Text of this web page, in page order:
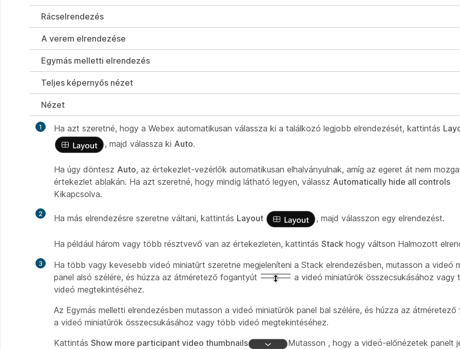
Rácselrendezés
A verem elrendezése
Egymás melletti elrendezés
Teljes képernyős nézet
Nézet
1 Ha azt szeretné, hogy a Webex automatikusan válassza ki a találkozó legjobb elrendezését, kattintás
, majd válassza ki Auto.
Ha úgy döntesz Auto, az értekezlet-vezérlők automatikusan elhalványulnak, amíg az egeret át nem
értekezlet ablakán. Ha azt szeretné, hogy mindig látható legyen, válassz Automatically hide all controls
Kikapcsolva.
2 Ha más elrendezésre szeretne váltani, kattintás Layout , majd válasszon egy elrendezést.
Ha például három vagy több résztvevő van az értekezleten, kattintás Stack hogy váltson Halmozott
3
Ha több vagy kevesebb videó miniatűrt szeretne megjeleníteni a Stack elrendezésben, mutasson a videó
panel alsó szélére, és húzza az átméretező fogantyút
a videó miniatűrök összecsukásához vagy
videó megtekintéséhez.
Az Egymás melletti elrendezésben mutasson a videó miniatűrök panel bal szélére, és húzza az
a videó miniatűrök összecsukásához vagy több videó megtekintéséhez.
Kattintás Show more participant video thumbnails
Mutasson , hogy a videó-előnézetek panelt